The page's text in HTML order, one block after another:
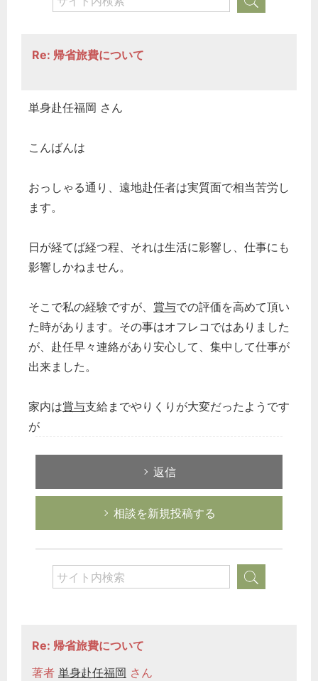
Re: 帰省旅費について
単身赴任福岡 さん
こんばんは
おっしゃる通り、遠地赴任者は実質面で相当苦労し
ます。
日が経てば経つ程、それは生活に影響し、仕事にも
影響しかねません。
そこで私の経験ですが、 賞与での評価を高めて頂い
た時があります。その事はオフレコではありました
が、赴任早々連絡があり安心して、集中して仕事が
出来ました。
家内は賞与支給までやりくりが大変だったようです
が
返信
相談を新規投稿する
Re: 帰省旅費について
著者 単身赴任福岡 さん